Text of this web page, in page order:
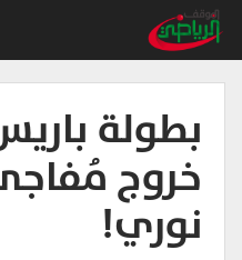
بطولة
خروج
نوري!